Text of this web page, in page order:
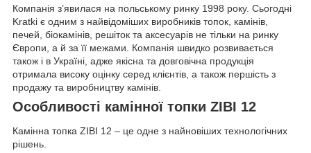
Компанія з’явилася на польському ринку 1998 року. Сьогодні
Kratki є одним з найвідоміших виробників топок, камінів,
печей, біокамінів, решіток та аксесуарів не тільки на ринку
Європи, а й за її межами. Компанія швидко розвивається
також і в Україні, адже якісна та довговічна продукція
отримала високу оцінку серед клієнтів, а також першість з
продажу та виробництву камінів.
Особливості камінної топки ZIBI 12
Камінна топка ZIBI 12 – це одне з найновіших технологічних
рішень.